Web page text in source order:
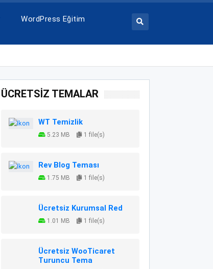
WordPress Eğitim
ÜCRETSİZ TEMALAR
WT Temizlik
5.23 MB 1 file(s)
Rev Blog Teması
1.75 MB 1 file(s)
Ücretsiz Kurumsal Red
1.01 MB 1 file(s)
Ücretsiz WooTicaret
Turuncu Tema